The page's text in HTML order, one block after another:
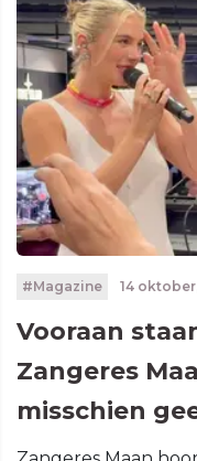
#Magazine 14
Vooraan
Zangeres
misschien